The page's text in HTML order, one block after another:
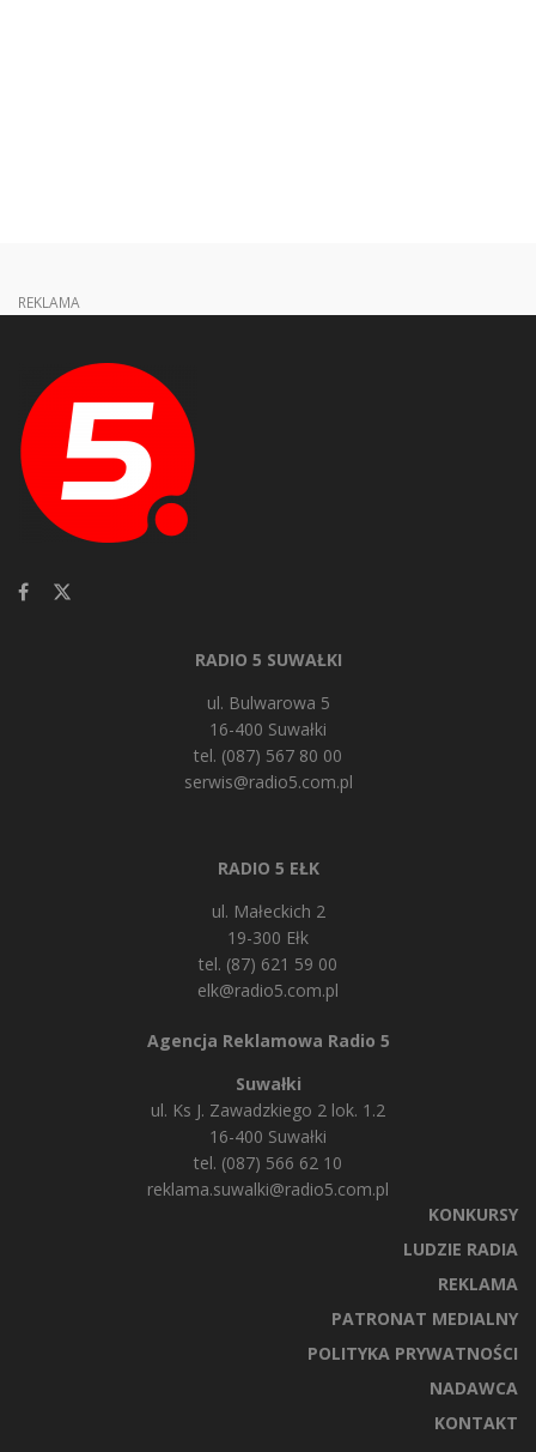
REKLAMA
RADIO 5 SUWAŁKI
ul. Bulwarowa 5
16-400 Suwałki
tel. (087) 567 80 00
serwis@radio5.com.pl
RADIO 5 EŁK
ul. Małeckich 2
19-300 Ełk
tel. (87) 621 59 00
elk@radio5.com.pl
Agencja Reklamowa Radio 5
Suwałki
ul. Ks J. Zawadzkiego 2 lok. 1.2
16-400 Suwałki
tel. (087) 566 62 10
reklama.suwalki@radio5.com.pl
KONKURSY
LUDZIE RADIA
REKLAMA
PATRONAT MEDIALNY
POLITYKA PRYWATNOŚCI
NADAWCA
KONTAKT